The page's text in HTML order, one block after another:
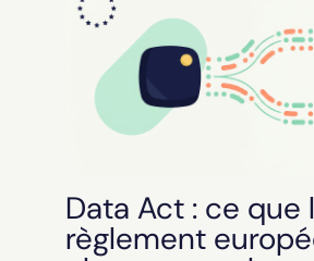
Data Act : ce que
règlement